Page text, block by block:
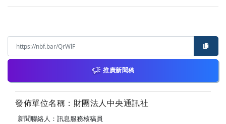
推廣新聞稿
發佈單位名稱：財團法人中央通訊社
新聞聯絡人：訊息服務核稿員